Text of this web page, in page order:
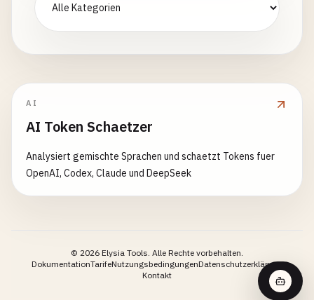
AI
AI Token Schaetzer
Analysiert gemischte Sprachen und schaetzt Tokens fuer
OpenAI, Codex, Claude und DeepSeek
© 2026 Elysia Tools. Alle Rechte vorbehalten.
DokumentationTarifeNutzungsbedingungenDatenschutzerklärung
Kontakt